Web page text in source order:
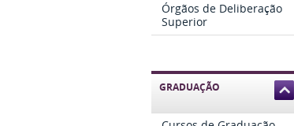
Órgãos de Deliberação
Superior
GRADUAÇÃO